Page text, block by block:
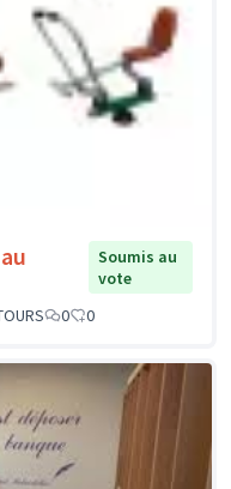
Soumis au
vote
0 0